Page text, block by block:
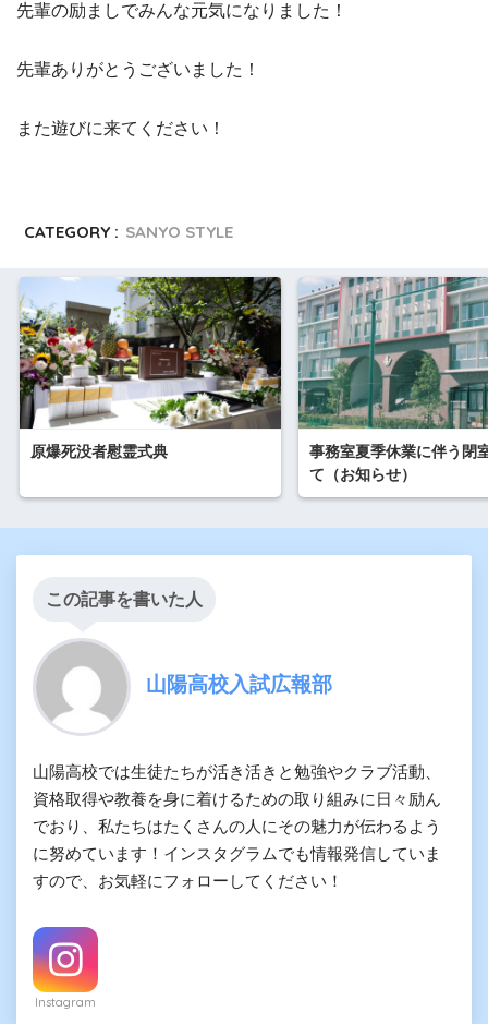
先輩の励ましでみんな元気になりました！
先輩ありがとうございました！
また遊びに来てください！
CATEGORY : SANYO STYLE
原爆死没者慰霊式典
事務室夏季休業に伴う閉
て（お知らせ）
この記事を書いた人
山陽高校入試広報部
山陽高校では生徒たちが活き活きと勉強やクラブ活動、
資格取得や教養を身に着けるための取り組みに日々励ん
でおり、私たちはたくさんの人にその魅力が伝わるよう
に努めています！インスタグラムでも情報発信していま
すので、お気軽にフォローしてください！
Instagram